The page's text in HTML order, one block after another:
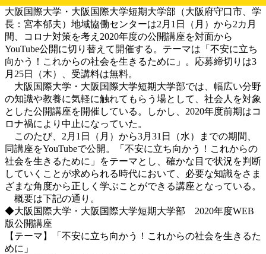
大阪国際大学・大阪国際大学短期大学部（大阪府守口市、学
長：宮本郁夫）地域協働センターは2月1日（月）から2カ月
間、コロナ対策を考え2020年度の公開講座を対面から
YouTube公開に切り替えて開催する。テーマは「不安に立ち
向かう！これからの社会を生きるために」。応募締切りは3
月25日（木）、受講料は無料。
大阪国際大学・大阪国際大学短期大学部では、幅広い分野
の知識や教養に気軽に触れてもらう場として、社会人を対象
とした公開講座を開催している。しかし、2020年度前期はコ
ロナ禍により中止になっていた。
このたび、2月1日（月）から3月31日（水）までの期間、
同講座をYouTubeで公開。「不安に立ち向かう！これからの
社会を生きるために」をテーマとし、確かな目で状況を判断
していくことが求められる時代において、必要な知識をさま
ざまな角度から正しく学ぶことができる講座となっている。
概要は下記の通り。
◆大阪国際大学・大阪国際大学短期大学部 2020年度WEB
版公開講座
【テーマ】「不安に立ち向かう！これからの社会を生きるた
めに」